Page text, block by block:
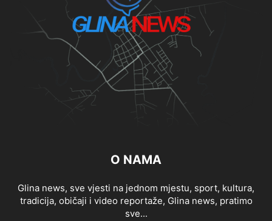
O NAMA
Glina news, sve vjesti na jednom mjestu, sport, kultura,
tradicija, običaji i video reportaže, Glina news, pratimo
sve...